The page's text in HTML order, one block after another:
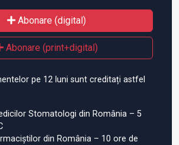
Abonare (digital)
Abonare (print+digital)
pe 12 luni sunt creditați astfel
Stomatologi din România – 5
din România – 10 ore de